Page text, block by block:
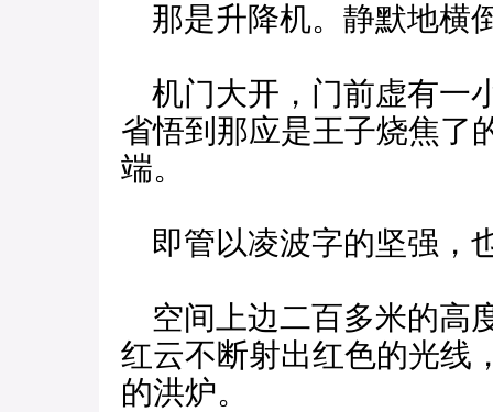
那是升降机。静默地横
机门大开，门前虚有一
省悟到那应是王子烧焦了
端。
即管以凌波字的坚强，
空间上边二百多米的高
红云不断射出红色的光线
的洪炉。